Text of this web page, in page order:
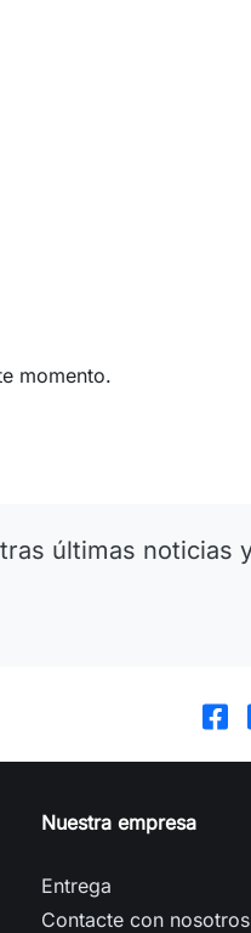
momento.
últimas noticias
Nuestra empresa
Entrega
Contacte con nosotros